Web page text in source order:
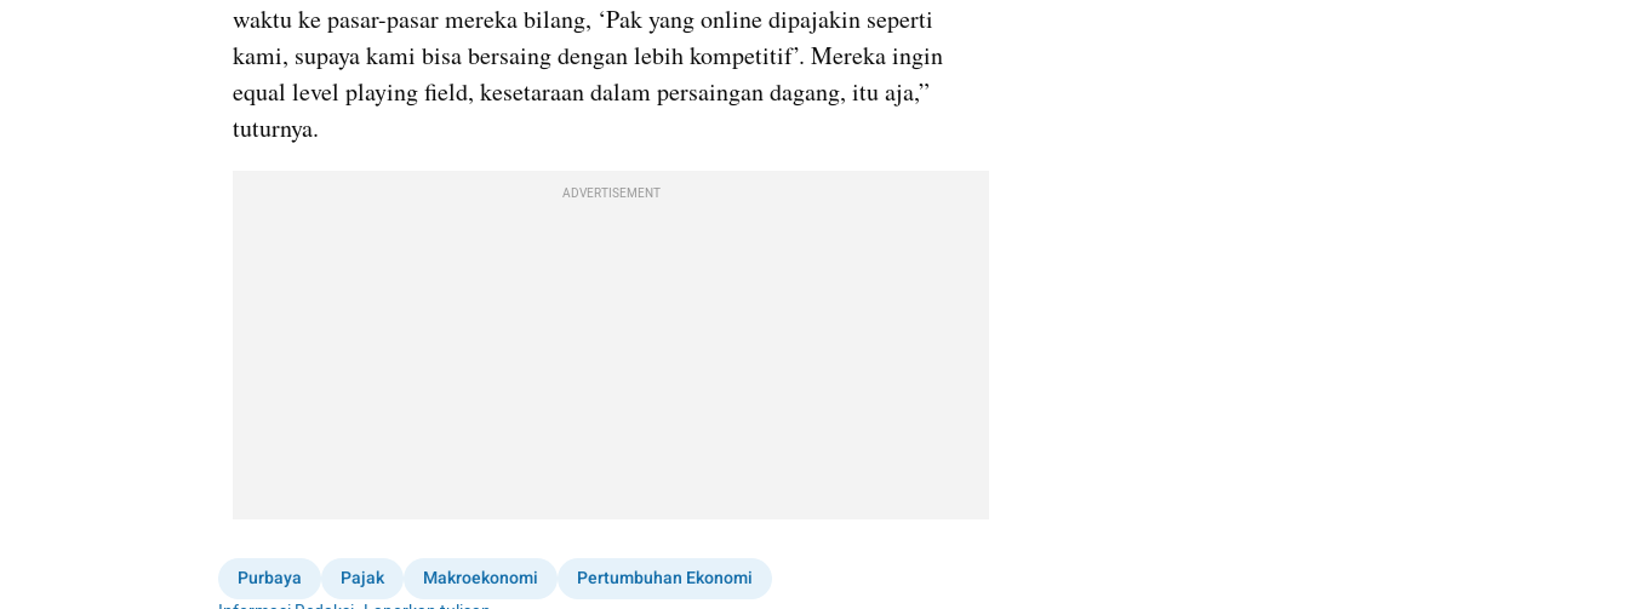
waktu ke pasar-pasar mereka bilang, ‘Pak yang online dipajakin seperti
kami, supaya kami bisa bersaing dengan lebih kompetitif’. Mereka ingin
equal level playing field, kesetaraan dalam persaingan dagang, itu aja,”
tuturnya.
ADVERTISEMENT
Purbaya Pajak Makroekonomi
Pertumbuhan Ekonomi